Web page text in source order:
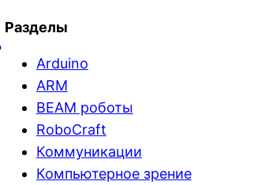
Разделы
Arduino
ARM
BEAM роботы
RoboCraft
Коммуникации
Компьютерное зрение